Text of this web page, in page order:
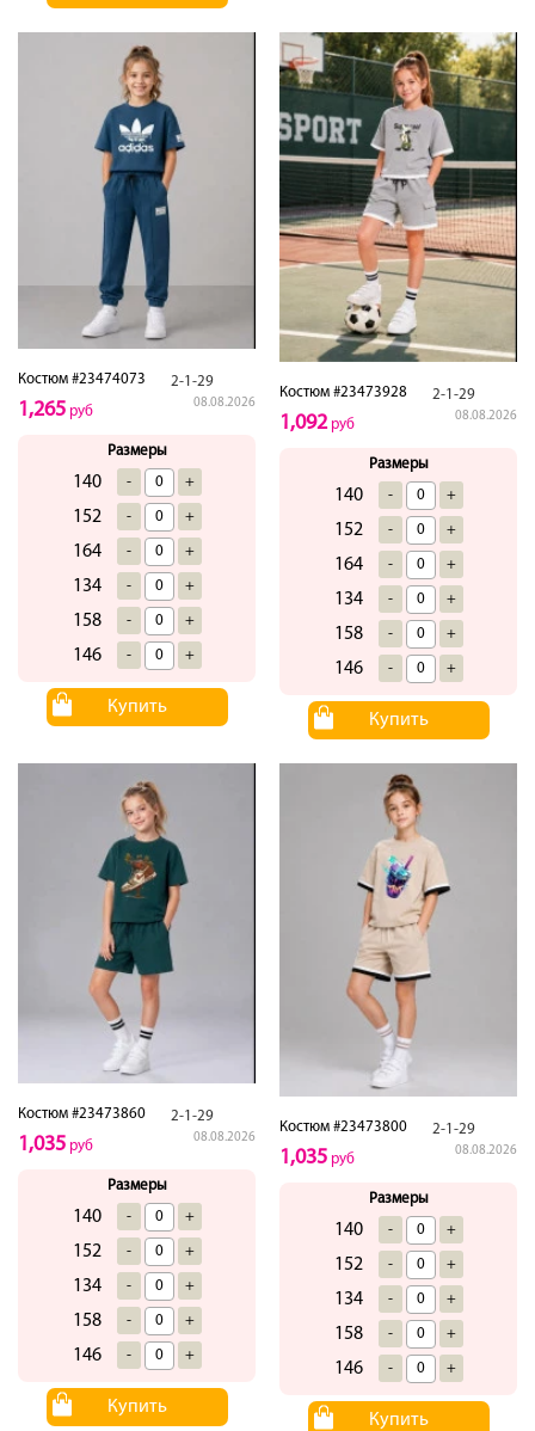
Костюм #23474073 2-1-29
08.08.2026
1,265 руб
Размеры
140 - +
152 - +
164 - +
134 - +
158 - +
146 - +
Купить
Костюм #23473928 2-1-29
08.08.2026
1,092руб
Размеры
140 - +
152 - +
164 - +
134 - +
158 - +
146 - +
Купить
Костюм #23473860 2-1-29
08.08.2026
1,035 руб
Размеры
140 - +
152 - +
134 - +
158 - +
146 - +
Купить
Костюм #23473800 2-1-29
08.08.2026
1,035 руб
Размеры
140 - +
152 - +
134 - +
158 - +
146 - +
Купить